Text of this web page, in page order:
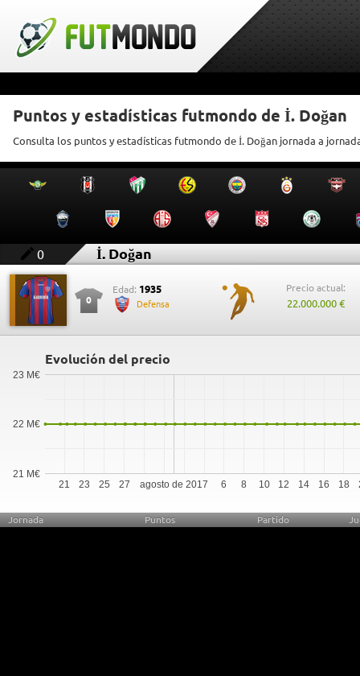
Puntos y estadísticas futmondo de İ. Doğan
Consulta los puntos y estadísticas futmondo de İ. Doğan jornada a
0 İ. Doğan
0
Edad: 1935
Defensa
Precio actual:
22.000.000 €
Evolución del precio
agosto de 2017
21 23 25 27 6 8 10 12 14 16 18
21 M€
22 M€
23 M€
Jornada Puntos Partido